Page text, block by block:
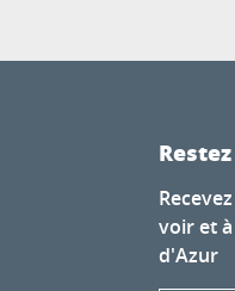
voir et
d'Azur